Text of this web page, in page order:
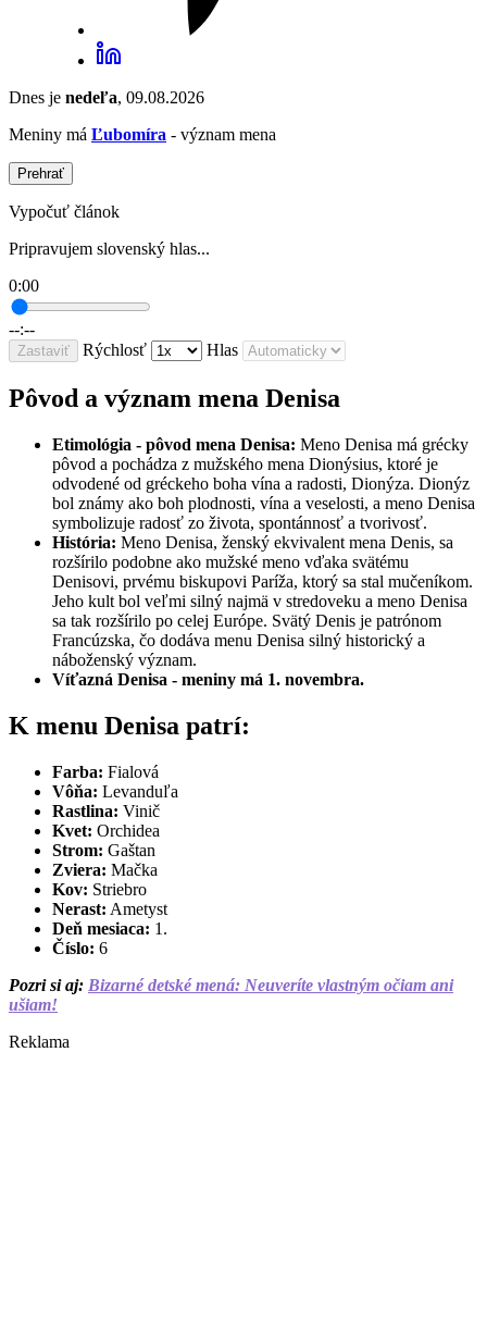
Dnes je nedeľa, 09.08.2026
Meniny má Ľubomíra - význam mena
Prehrať
Vypočuť článok
Pripravujem slovenský hlas...
0:00
--:--
Zastaviť Rýchlosť Hlas
Pôvod a význam mena Denisa
Etimológia - pôvod mena Denisa: Meno Denisa má grécky
pôvod a pochádza z mužského mena Dionýsius, ktoré je
odvodené od gréckeho boha vína a radosti, Dionýza. Dionýz
bol známy ako boh plodnosti, vína a veselosti, a meno Denisa
symbolizuje radosť zo života, spontánnosť a tvorivosť.
História: Meno Denisa, ženský ekvivalent mena Denis, sa
rozšírilo podobne ako mužské meno vďaka svätému
Denisovi, prvému biskupovi Paríža, ktorý sa stal mučeníkom.
Jeho kult bol veľmi silný najmä v stredoveku a meno Denisa
sa tak rozšírilo po celej Európe. Svätý Denis je patrónom
Francúzska, čo dodáva menu Denisa silný historický a
náboženský význam.
Víťazná Denisa - meniny má 1. novembra.
K menu Denisa patrí:
Farba: Fialová
Vôňa: Levanduľa
Rastlina: Vinič
Kvet: Orchidea
Strom: Gaštan
Zviera: Mačka
Kov: Striebro
Nerast: Ametyst
Deň mesiaca: 1.
Číslo: 6
Pozri si aj: Bizarné detské mená: Neuveríte vlastným očiam ani
ušiam!
Reklama